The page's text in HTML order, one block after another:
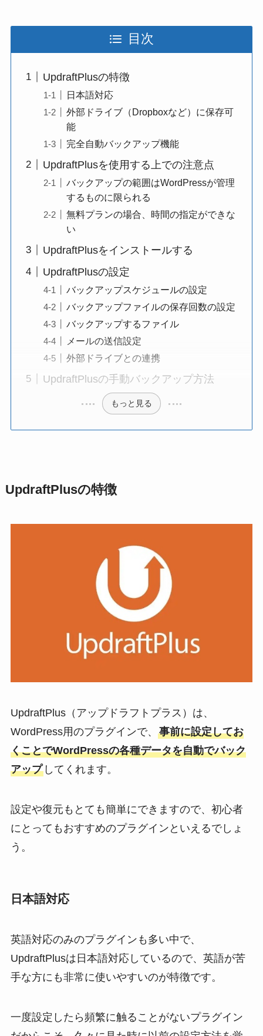
目次
UpdraftPlusの特徴
日本語対応
外部ドライブ（Dropboxなど）に保存可
能
完全自動バックアップ機能
UpdraftPlusを使用する上での注意点
バックアップの範囲はWordPressが管理
するものに限られる
無料プランの場合、時間の指定ができな
い
UpdraftPlusをインストールする
UpdraftPlusの設定
バックアップスケジュールの設定
バックアップファイルの保存回数の設定
バックアップするファイル
メールの送信設定
外部ドライブとの連携
UpdraftPlusの手動バックアップ方法
もっと見る
UpdraftPlusの特徴
UpdraftPlus（アップドラフトプラス）は、
WordPress用のプラグインで、 事前に設定してお
くことでWordPressの各種データを自動でバック
アップしてくれます。
設定や復元もとても簡単にできますので、初心者
にとってもおすすめのプラグインといえるでしょ
う。
日本語対応
英語対応のみのプラグインも多い中で、
UpdraftPlusは日本語対応しているので、英語が苦
手な方にも非常に使いやすいのが特徴です。
一度設定したら頻繁に触ることがないプラグイン